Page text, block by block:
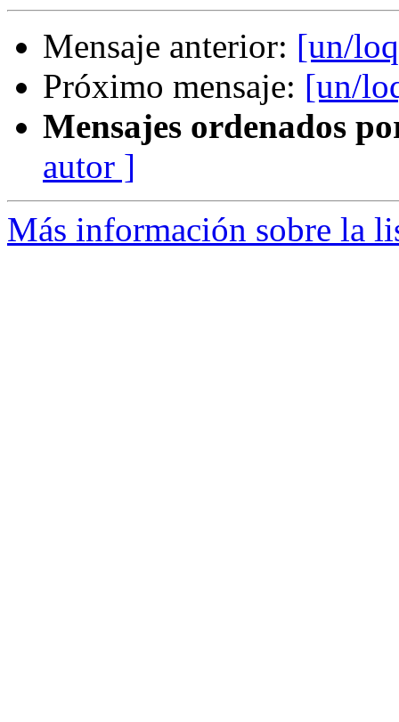
Mensaje anterior: [un/
Próximo mensaje: [un/
Mensajes ordenados
autor ]
Más información sobre la